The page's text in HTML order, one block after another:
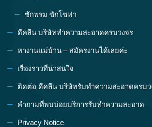
ซักพรม ซักโซฟา
ดีคลีน บริษัททำความสะอาดครบวงจร
หางานแม่บ้าน – สมัครงานได้เลยค่ะ
เรื่องราวที่น่าสนใจ
ติดต่อ ดีคลีน บริษัทรับทำความสะอาดครบว
คำถามที่พบบ่อยบริการรับทำความสะอาด
Privacy Notice